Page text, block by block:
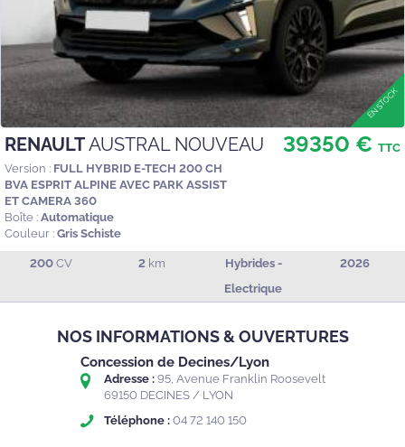
RENAULTAUSTRAL NOUVEAU
Version : FULL HYBRID E-TECH 200 CH
BVA ESPRIT ALPINE AVEC PARK ASSIST
ET CAMERA 360
Boîte : Automatique
Couleur : Gris Schiste
39350 € TTC
200 CV 2 km
Hybrides -
Electrique
2026
NOS INFORMATIONS & OUVERTURES
Concession de Decines/Lyon
Adresse : 95, Avenue Franklin Roosevelt
69150 DECINES / LYON
Téléphone : 04 72 140 150